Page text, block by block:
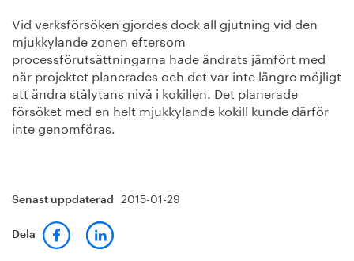
Vid verksförsöken gjordes dock all gjutning vid den
mjukkylande zonen eftersom
processförutsättningarna hade ändrats jämfört med
när projektet planerades och det var inte längre möjligt
att ändra stålytans nivå i kokillen. Det planerade
försöket med en helt mjukkylande kokill kunde därför
inte genomföras.
Senast uppdaterad 2015-01-29
Dela